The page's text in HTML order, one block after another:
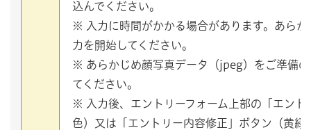
込んでください。
※ 入力に時間がかかる場合があります。あら
力を開始してください。
※ あらかじめ顔写真データ（jpeg）をご準備
てください。
※ 入力後、エントリーフォーム上部の「エント
色）又は「エントリー内容修正」ボタン（黄緑